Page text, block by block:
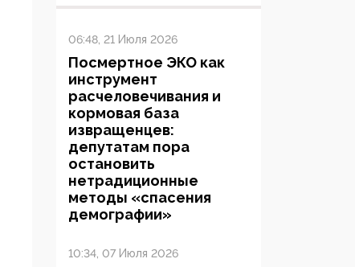
06:48, 21 Июля 2026
Посмертное ЭКО как
инструмент
расчеловечивания и
кормовая база
извращенцев:
депутатам пора
остановить
нетрадиционные
методы «спасения
демографии»
10:34, 07 Июля 2026